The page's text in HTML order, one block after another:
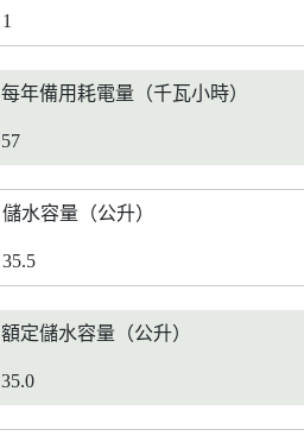
1
每年備用耗電量（千瓦小時）
57
儲水容量（公升）
35.5
額定儲水容量（公升）
35.0